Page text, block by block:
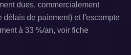
dues, commercialement
de paiement) et l'escompte
à 33 %/an, voir fiche